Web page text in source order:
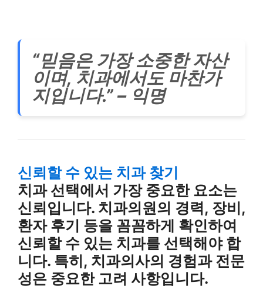
“믿음은 가장 소중한 자산
이며, 치과에서도 마찬가
지입니다.” – 익명
신뢰할 수 있는 치과 찾기
치과 선택에서 가장 중요한 요소는
신뢰입니다. 치과의원의 경력, 장비,
환자 후기 등을 꼼꼼하게 확인하여
신뢰할 수 있는 치과를 선택해야 합
니다. 특히, 치과의사의 경험과 전문
성은 중요한 고려 사항입니다.